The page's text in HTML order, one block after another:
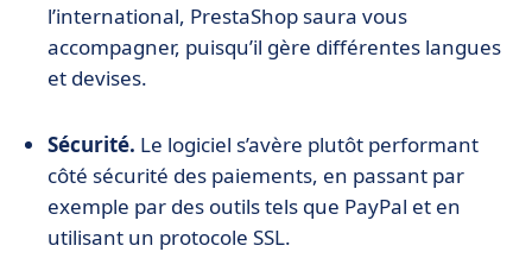
l’international, PrestaShop saura vous
accompagner, puisqu’il gère différentes langues
et devises.
Sécurité. Le logiciel s’avère plutôt performant
côté sécurité des paiements, en passant par
exemple par des outils tels que PayPal et en
utilisant un protocole SSL.